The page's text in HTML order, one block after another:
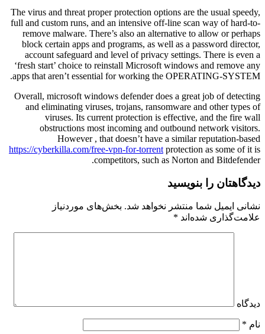
The virus and threat proper protection options are the usual speedy,
full and custom runs, and an intensive off-line scan way of hard-to-
remove malware. There’s also an alternative to allow or perhaps
block certain apps and programs, as well as a password director,
account safeguard and level of privacy settings. There is even a
‘fresh start’ choice to reinstall Microsoft windows and remove any
apps that aren’t essential for working the OPERATING-SYSTEM.
Overall, microsoft windows defender does a great job of detecting
and eliminating viruses, trojans, ransomware and other types of
viruses. Its current protection is effective, and the fire wall
obstructions most incoming and outbound network visitors.
However , that doesn’t have a similar reputation-based
https://cyberkilla.com/free-vpn-for-torrent protection as some of it is
competitors, such as Norton and Bitdefender.
دیدگاهتان را بنویسید
نشانی ایمیل شما منتشر نخواهد شد. بخش‌های موردنیاز
علامت‌گذاری شده‌اند *
دیدگاه
نام *